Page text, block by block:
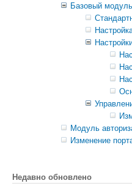
Базовый
Модуль
Изменение
Недавно обновлено